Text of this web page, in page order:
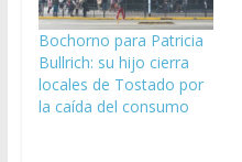
Bochorno para Patricia
Bullrich: su hijo cierra
locales de Tostado por
la caída del consumo